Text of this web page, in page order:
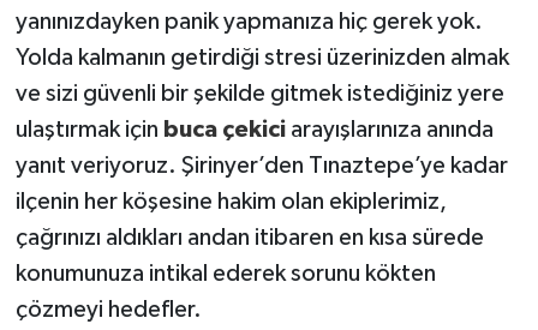
yanınızdayken panik yapmanıza hiç gerek yok.
Yolda kalmanın getirdiği stresi üzerinizden almak
ve sizi güvenli bir şekilde gitmek istediğiniz yere
ulaştırmak için buca çekiciarayışlarınıza anında
yanıt veriyoruz. Şirinyer’den Tınaztepe’ye kadar
ilçenin her köşesine hakim olan ekiplerimiz,
çağrınızı aldıkları andan itibaren en kısa sürede
konumunuza intikal ederek sorunu kökten
çözmeyi hedefler.